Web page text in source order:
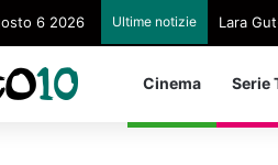
6 2026 Ultime notizie Lara
Cinema Serie